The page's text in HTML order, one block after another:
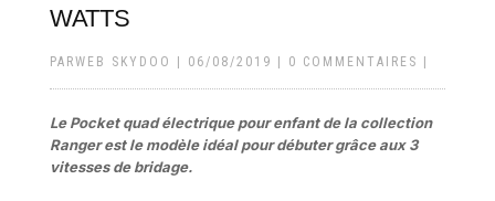
WATTS
PARWEB SKYDOO 06/08/2019 0 COMMENTAIRES
Le Pocket quad électrique pour enfant de la collection
Ranger est le modèle idéal pour débuter grâce aux 3
vitesses de bridage.